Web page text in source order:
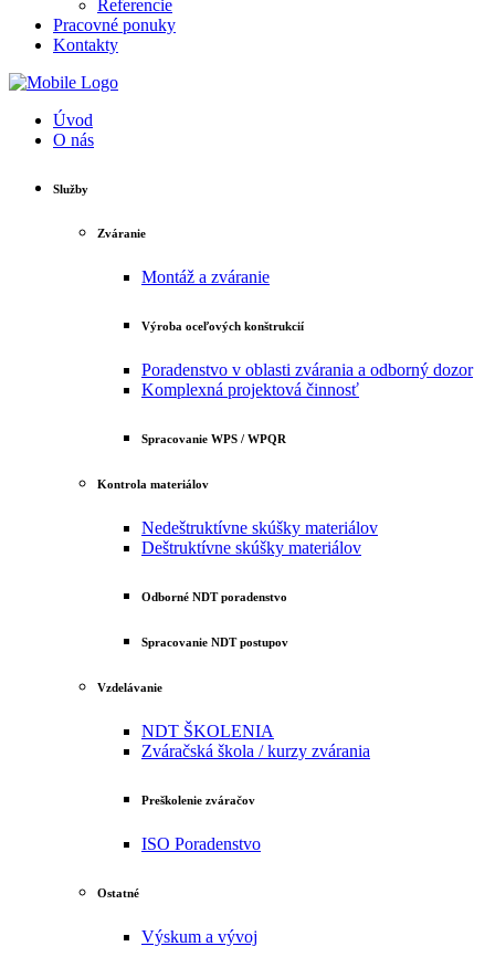
Referencie
Pracovné ponuky
Kontakty
Úvod
O nás
Služby
Zváranie
Montáž a zváranie
Výroba oceľových konštrukcií
Poradenstvo v oblasti zvárania a odborný dozor
Komplexná projektová činnosť
Spracovanie WPS / WPQR
Kontrola materiálov
Nedeštruktívne skúšky materiálov
Deštruktívne skúšky materiálov
Odborné NDT poradenstvo
Spracovanie NDT postupov
Vzdelávanie
NDT ŠKOLENIA
Zváračská škola / kurzy zvárania
Preškolenie zváračov
ISO Poradenstvo
Ostatné
Výskum a vývoj